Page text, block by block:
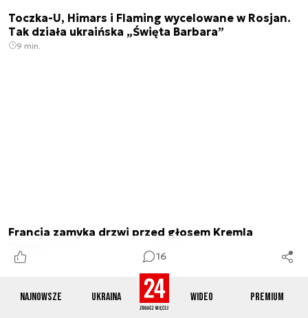
Najnowsze Ukraina Wideo Premium
16
Toczka-U, Himars i Flaming wycelowane w Rosjan.
Tak działa ukraińska „Święta Barbara”
9 min.
Francja zamyka drzwi przed głosem Kremla